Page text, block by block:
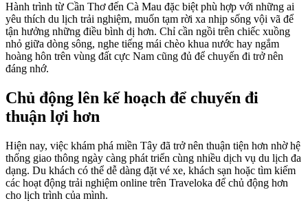
Hành trình từ Cần Thơ đến Cà Mau đặc biệt phù hợp với những ai
yêu thích du lịch trải nghiệm, muốn tạm rời xa nhịp sống vội vã để
tận hưởng những điều bình dị hơn. Chỉ cần ngồi trên chiếc xuồng
nhỏ giữa dòng sông, nghe tiếng mái chèo khua nước hay ngắm
hoàng hôn trên vùng đất cực Nam cũng đủ để chuyến đi trở nên
đáng nhớ.
Chủ động lên kế hoạch để chuyến đi
thuận lợi hơn
Hiện nay, việc khám phá miền Tây đã trở nên thuận tiện hơn nhờ hệ
thống giao thông ngày càng phát triển cùng nhiều dịch vụ du lịch đa
dạng. Du khách có thể dễ dàng đặt vé xe, khách sạn hoặc tìm kiếm
các hoạt động trải nghiệm online trên Traveloka để chủ động hơn
cho lịch trình của mình.